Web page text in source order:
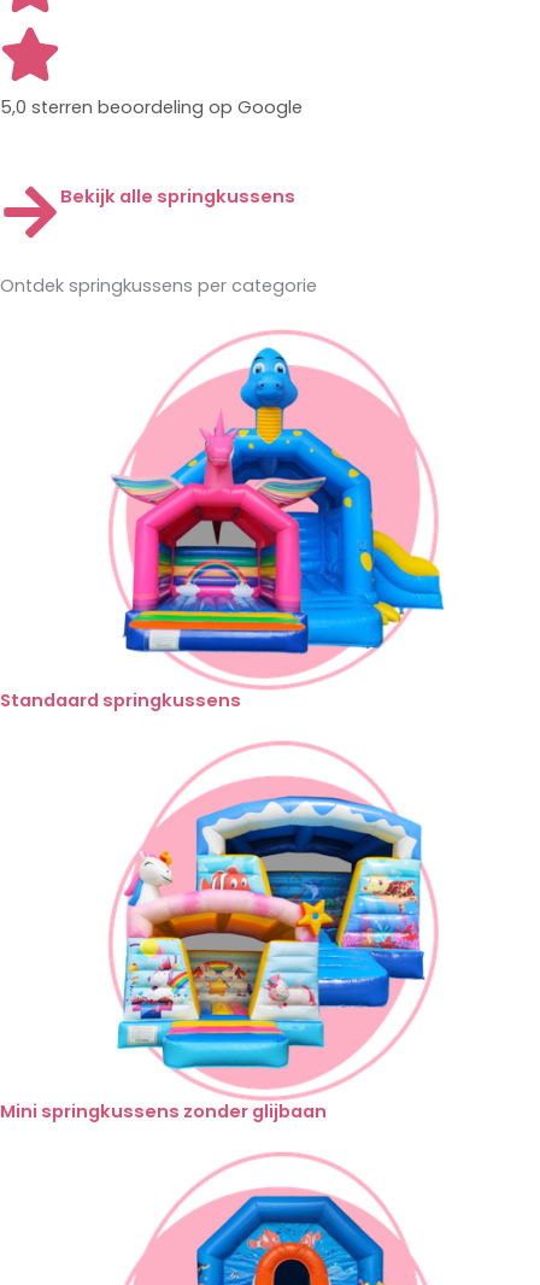
5,0 sterren beoordeling op Google
Bekijk alle springkussens
Ontdek springkussens per categorie
Standaard springkussens
Mini springkussens zonder glijbaan